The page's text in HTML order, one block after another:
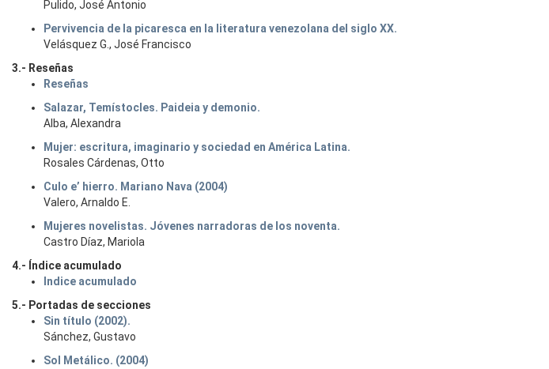
Pulido, José Antonio
Pervivencia de la picaresca en la literatura venezolana del siglo XX.
Velásquez G., José Francisco
3.- Reseñas
Reseñas
Salazar, Temístocles. Paideia y demonio.
Alba, Alexandra
Mujer: escritura, imaginario y sociedad en América Latina.
Rosales Cárdenas, Otto
Culo e’ hierro. Mariano Nava (2004)
Valero, Arnaldo E.
Mujeres novelistas. Jóvenes narradoras de los noventa.
Castro Díaz, Mariola
4.- Índice acumulado
Indice acumulado
5.- Portadas de secciones
Sin título (2002).
Sánchez, Gustavo
Sol Metálico. (2004)